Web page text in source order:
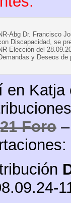
Abg Dr. Francisco
Discapacidad, se
Elección del
y Deseos
en Katja
Foro